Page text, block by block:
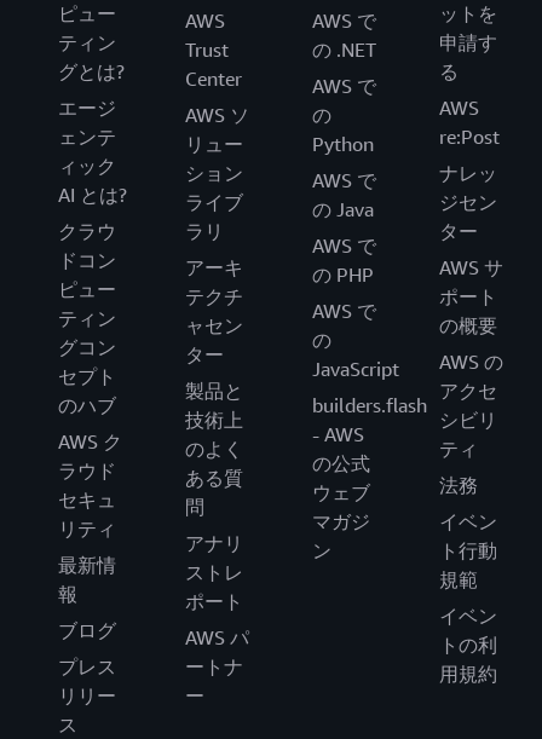
ピュー
ティン
グとは?
エージ
ェンテ
ィック
AI とは?
クラウ
ドコン
ピュー
ティン
グコン
セプト
のハブ
AWS ク
ラウド
セキュ
リティ
最新情
報
ブログ
プレス
リリー
ス
AWS
Trust
Center
AWS ソ
リュー
ション
ライブ
ラリ
アーキ
テクチ
ャセン
ター
製品と
技術上
のよく
ある質
問
アナリ
ストレ
ポート
AWS パ
ートナ
ー
AWS で
の .NET
AWS で
の
Python
AWS で
の Java
AWS で
の PHP
AWS で
の
JavaScript
builders.flash
- AWS
の公式
ウェブ
マガジ
ン
ットを
申請す
る
AWS
re:Post
ナレッ
ジセン
ター
AWS サ
ポート
の概要
AWS の
アクセ
シビリ
ティ
法務
イベン
ト行動
規範
イベン
トの利
用規約